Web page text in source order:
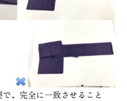
、完全に一致させること